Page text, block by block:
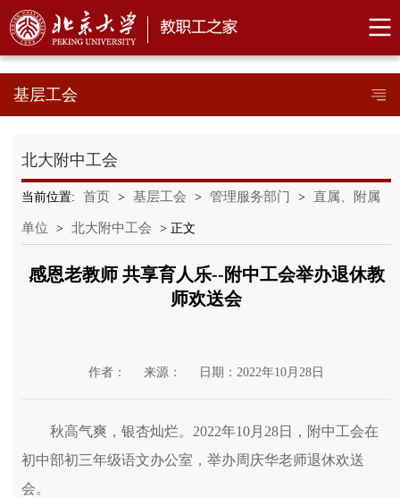
基层工会
北大附中工会
当前位置: 首页 > 基层工会 > 管理服务部门 > 直属、附属
单位 > 北大附中工会 > 正文
感恩老教师 共享育人乐--附中工会举办退休教
师欢送会
作者： 来源： 日期：2022年10月28日
秋高气爽，银杏灿烂。2022年10月28日，附中工会在
初中部初三年级语文办公室，举办周庆华老师退休欢送
会。